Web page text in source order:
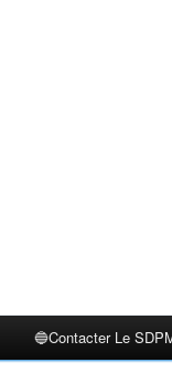
🔵Contacter Le